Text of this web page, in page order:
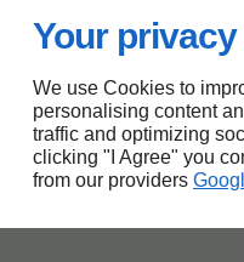
Your
We use Cookies to
personalising content
traffic and optimizing
clicking "I Agree" you
from our providers